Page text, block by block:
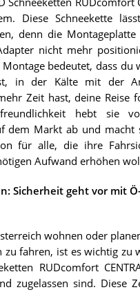
Schneeketten RUDcomfort
Diese Schneekette
denn die Montageplatte
nicht mehr
bedeutet, dass du
in der Kälte mit der
Zeit hast, deine Reise
hebt sie
dem Markt ab und macht
für alle, die ihre
Aufwand erhöhen
Sicherheit geht vor mit
wohnen oder
zu fahren, ist es wichtig zu
RUDcomfort
zugelassen sind. Diese